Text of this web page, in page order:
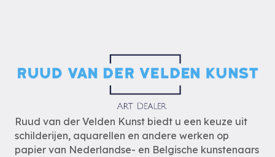
Ruud van der Velden Kunst biedt u een keuze uit
schilderijen, aquarellen en andere werken op
papier van Nederlandse- en Belgische kunstenaars